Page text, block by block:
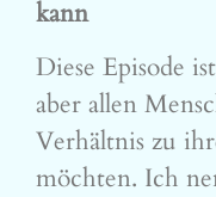
kann
Diese Episode
aber allen
Verhältnis zu
möchten. Ich